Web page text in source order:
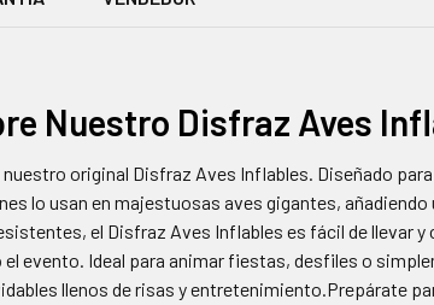
Nuestro Disfraz Aves
original Disfraz Aves Inflables. Diseñado
lo usan en majestuosas aves gigantes, añadiendo
el Disfraz Aves Inflables es fácil de llevar
evento. Ideal para animar fiestas, desfiles o
llenos de risas y entretenimiento.Prepárate